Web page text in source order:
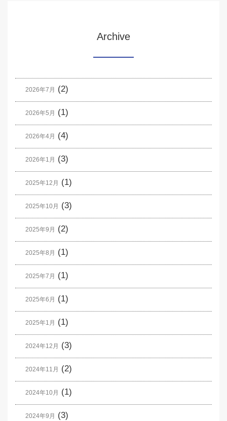
Archive
2026年7月 (2)
2026年5月 (1)
2026年4月 (4)
2026年1月 (3)
2025年12月 (1)
2025年10月 (3)
2025年9月 (2)
2025年8月 (1)
2025年7月 (1)
2025年6月 (1)
2025年1月 (1)
2024年12月 (3)
2024年11月 (2)
2024年10月 (1)
2024年9月 (3)